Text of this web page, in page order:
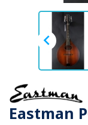

Eastman